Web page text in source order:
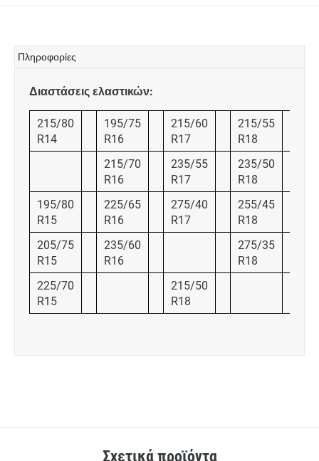
Πληροφορίες
Διαστάσεις ελαστικών:
215/80
R14
195/75
R16
215/60
R17
215/55
R18
215/70
R16
235/55
R17
235/50
R18
195/80
R15
225/65
R16
275/40
R17
255/45
R18
205/75
R15
235/60
R16
275/35
R18
225/70
R15
215/50
R18
Σχετικά προϊόντα